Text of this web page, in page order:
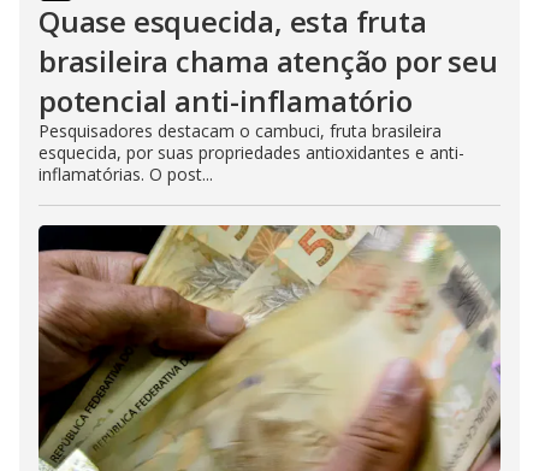
Quase esquecida, esta fruta
brasileira chama atenção por seu
potencial anti-inflamatório
Pesquisadores destacam o cambuci, fruta brasileira
esquecida, por suas propriedades antioxidantes e anti-
inflamatórias. O post...